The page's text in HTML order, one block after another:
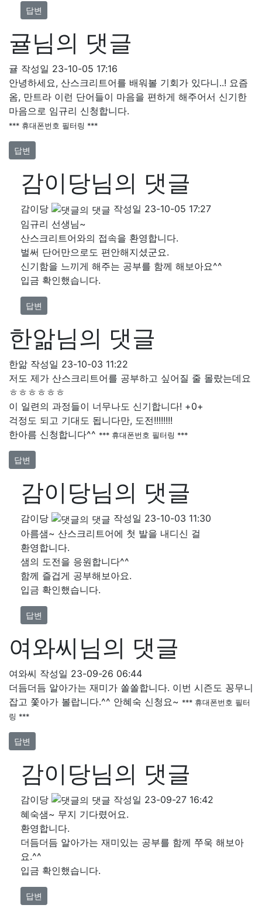
답변
귤님의 댓글
귤 작성일 23-10-05 17:16
안녕하세요, 산스크리트어를 배워볼 기회가 있다니..! 요즘
옴, 만트라 이런 단어들이 마음을 편하게 해주어서 신기한
마음으로 임규리 신청합니다.
*** 휴대폰번호 필터링 ***
답변
감이당님의 댓글
감이당 작성일 23-10-05 17:27
임규리 선생님~
산스크리트어와의 접속을 환영합니다.
벌써 단어만으로도 편안해지셨군요.
신기함을 느끼게 해주는 공부를 함께 해보아요^^
입금 확인했습니다.
답변
한앎님의 댓글
한앎 작성일 23-10-03 11:22
저도 제가 산스크리트어를 공부하고 싶어질 줄 몰랐는데요
ㅎㅎㅎㅎㅎㅎ
이 일련의 과정들이 너무나도 신기합니다! +0+
걱정도 되고 기대도 됩니다만, 도전!!!!!!!!
한아름 신청합니다^^ *** 휴대폰번호 필터링 ***
답변
감이당님의 댓글
감이당 작성일 23-10-03 11:30
아름샘~ 산스크리트어에 첫 발을 내디신 걸
환영합니다.
샘의 도전을 응원합니다^^
함께 즐겁게 공부해보아요.
입금 확인했습니다.
답변
여와씨님의 댓글
여와씨 작성일 23-09-26 06:44
더듬더듬 알아가는 재미가 쏠쏠합니다. 이번 시즌도 꽁무니
잡고 쫓아가 볼랍니다.^^ 안혜숙 신청요~ *** 휴대폰번호 필터
링 ***
답변
감이당님의 댓글
감이당 작성일 23-09-27 16:42
혜숙샘~ 무지 기다렸어요.
환영합니다.
더듬더듬 알아가는 재미있는 공부를 함께 쭈욱 해보아
요.^^
입금 확인했습니다.
답변